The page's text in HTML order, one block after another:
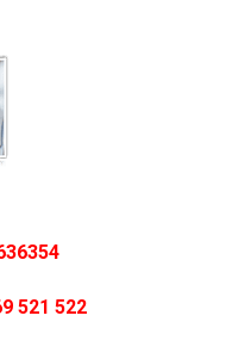
521 522